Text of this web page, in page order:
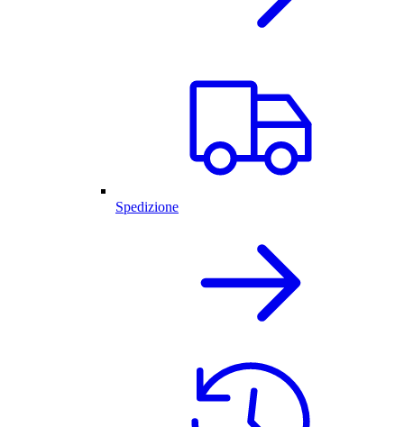
Spedizione